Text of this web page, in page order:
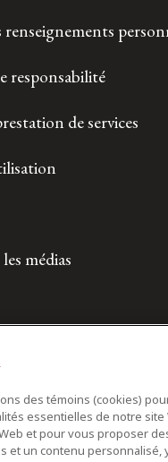
responsabilité
de services
médias
& Harcourt S.E.N.C.R.L./s.r.l.
| Calgary | Vancouver |
des témoins (cookies)
essentielles de notre site
et pour vous proposer
et un contenu personnalisé,